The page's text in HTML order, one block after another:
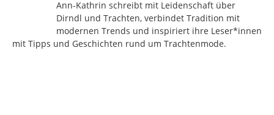
Ann-Kathrin schreibt mit Leidenschaft über
Dirndl und Trachten, verbindet Tradition mit
modernen Trends und inspiriert ihre Leser*innen
mit Tipps und Geschichten rund um Trachtenmode.